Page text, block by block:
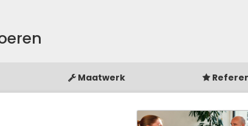
Maatwerk